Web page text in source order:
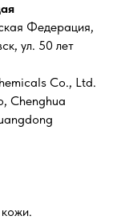
Федерация,
ул. 50 лет
Co., Ltd.
Chenghua